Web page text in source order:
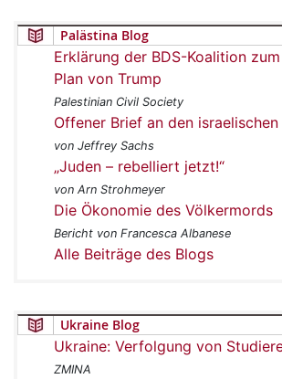
Palästina Blog
Erklärung der BDS-Koalition
Plan von Trump
Palestinian Civil Society
Offener Brief an den
von Jeffrey Sachs
„Juden – rebelliert jetzt!“
von Arn Strohmeyer
Die Ökonomie des Völkermords
Bericht von Francesca Albanese
Alle Beiträge des Blogs
Ukraine Blog
Ukraine: Verfolgung von
ZMINA